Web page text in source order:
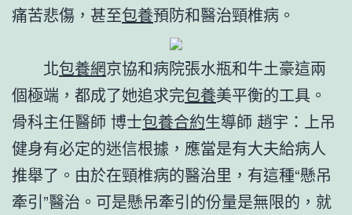
痛苦悲傷，甚至包養預防和醫治頸椎病。
北包養網京協和病院張水瓶和牛土豪這兩
個極端，都成了她追求完包養美平衡的工具。
骨科主任醫師 博士包養合約生導師 趙宇：上吊
健身有必定的迷信根據，應當是有大夫給病人
推舉了。由於在頸椎病的醫治里，有這種“懸吊
牽引”醫治。可是懸吊牽引的份量是無限的，就